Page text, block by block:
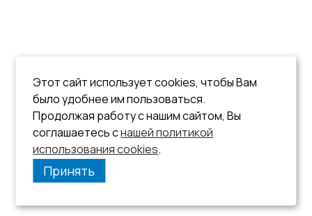
Этот сайт использует cookies, чтобы Вам
было удобнее им пользоваться.
Продолжая работу с нашим сайтом, Вы
соглашаетесь снашей политикой
использования cookies.
Принять